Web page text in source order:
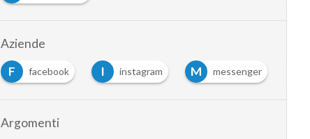
Aziende
F facebook I instagram M messenger
Argomenti